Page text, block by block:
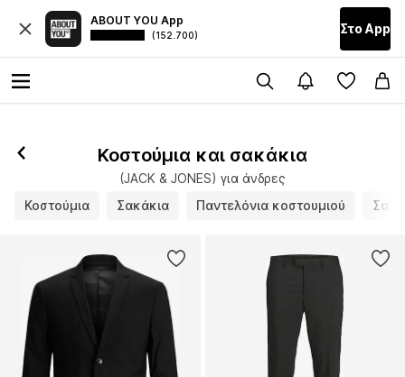
ABOUT YOU App
(152.700) Στο Αpp
Κοστούμια και σακάκια
(JACK & JONES) για άνδρες
Κοστούμια
Σακάκια Παντελόνια κοστουμιού